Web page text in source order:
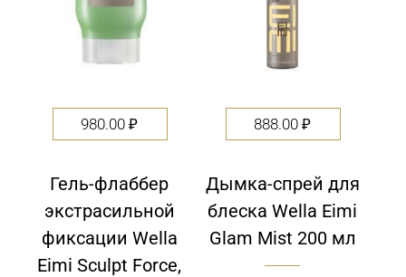
980.00₽
Гель-флаббер
экстрасильной
фиксации Wella
Eimi Sculpt Force,
888.00₽
Дымка-спрей для
блеска Wella Eimi
Glam Mist 200 мл